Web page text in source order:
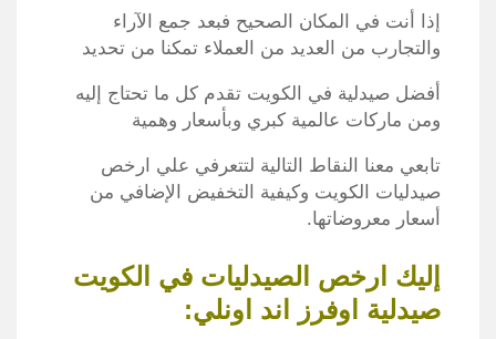
إذا أنت في المكان الصحيح فبعد جمع الآراء
والتجارب من العديد من العملاء تمكنا من تحديد
أفضل صيدلية في الكويت تقدم كل ما تحتاج إليه
ومن ماركات عالمية كبري وبأسعار وهمية
تابعي معنا النقاط التالية لتتعرفي علي ارخص
صيدليات الكويت وكيفية التخفيض الإضافي من
أسعار معروضاتها.
إليك ارخص الصيدليات في الكويت
صيدلية اوفرز اند اونلي: